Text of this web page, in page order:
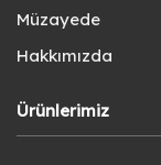
Müzayede
Hakkımızda
Ürünlerimiz